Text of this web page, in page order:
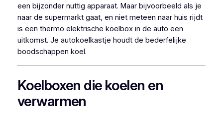
een bijzonder nuttig apparaat. Maar bijvoorbeeld als je
naar de supermarkt gaat, en niet meteen naar huis rijdt
is een thermo elektrische koelbox in de auto een
uitkomst. Je autokoelkastje houdt de bederfelijke
boodschappen koel.
Koelboxen die koelen en
verwarmen